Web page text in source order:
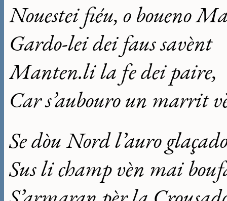
Nouestei fiéu, o boueno
Gardo-lei dei faus savènt
Manten.li la fe dei paire,
Car s’aubouro un marrit
Se dòu Nord l’auro
Sus li champ vèn mai